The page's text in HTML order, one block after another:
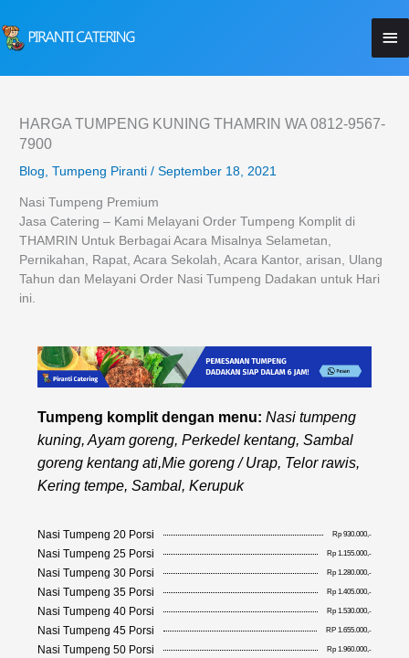
ke
konten
HARGA TUMPENG KUNING THAMRIN WA 0812-9567-
7900
Blog,Tumpeng Piranti /September 18, 2021
Nasi Tumpeng Premium
Jasa Catering – Kami Melayani Order Tumpeng Komplit di
THAMRIN Untuk Berbagai Acara Misalnya Selametan,
Pernikahan, Rapat, Acara Sekolah, Acara Kantor, arisan, Ulang
Tahun dan Melayani Order Nasi Tumpeng Dadakan untuk Hari
ini.
Tumpeng komplit dengan menu: Nasi tumpeng
kuning, Ayam goreng, Perkedel kentang, Sambal
goreng kentang ati,Mie goreng / Urap, Telor rawis,
Kering tempe, Sambal, Kerupuk
Nasi Tumpeng 20 Porsi Rp 930.000,-
Nasi Tumpeng 25 Porsi Rp 1.155.000,-
Nasi Tumpeng 30 Porsi Rp 1.280.000,-
Nasi Tumpeng 35 Porsi Rp 1.405.000,-
Nasi Tumpeng 40 Porsi Rp 1.530.000,-
Nasi Tumpeng 45 Porsi RP 1.655.000,-
Nasi Tumpeng 50 Porsi Rp 1.960.000,-